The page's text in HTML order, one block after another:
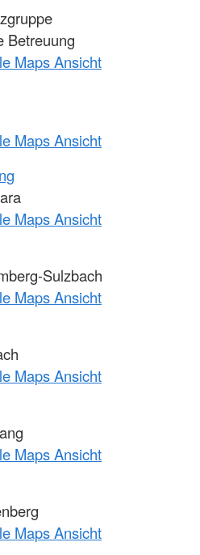
Betreuung
Maps Ansicht
Maps Ansicht
Maps Ansicht
Sulzbach
Maps Ansicht
Maps Ansicht
Maps Ansicht
Maps Ansicht